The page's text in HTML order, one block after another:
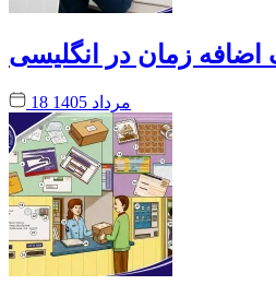
زمان در انگلیسی
18 مرداد 1405